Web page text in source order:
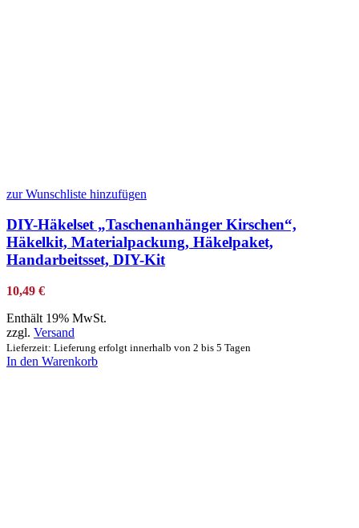
zur Wunschliste hinzufügen
DIY-Häkelset „Taschenanhänger Kirschen“,
Häkelkit, Materialpackung, Häkelpaket,
Handarbeitsset, DIY-Kit
10,49 €
Enthält 19% MwSt.
zzgl. Versand
Lieferzeit: Lieferung erfolgt innerhalb von 2 bis 5 Tagen
In den Warenkorb